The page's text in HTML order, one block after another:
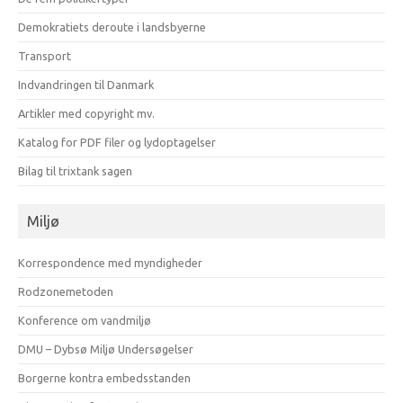
Demokratiets deroute i landsbyerne
Transport
Indvandringen til Danmark
Artikler med copyright mv.
Katalog for PDF filer og lydoptagelser
Bilag til trixtank sagen
Miljø
Korrespondence med myndigheder
Rodzonemetoden
Konference om vandmiljø
DMU – Dybsø Miljø Undersøgelser
Borgerne kontra embedsstanden